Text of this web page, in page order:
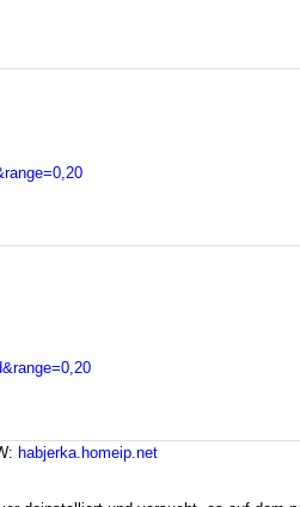
habjerka.homeip.net